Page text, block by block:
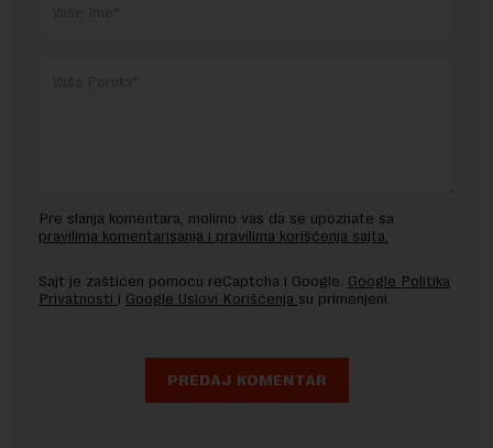
Pre slanja komentara, molimo vas da se upoznate sa
pravilima komentarisanja i pravilima korišćenja sajta.
Sajt je zaštićen pomocu reCaptcha i Google. Google Politika
Privatnosti i Google Uslovi Korišćenja su primenjeni.